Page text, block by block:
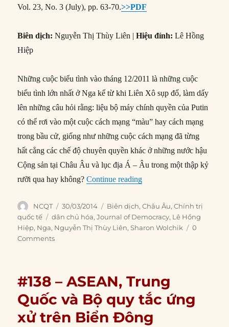
Vol. 23, No. 3 (July), pp. 63-70.>>PDF
Biên dịch: Nguyễn Thị Thùy Liên |Hiệu đính: Lê Hồng
Hiệp
Những cuộc biểu tình vào tháng 12/2011 là những cuộc
biểu tình lớn nhất ở Nga kể từ khi Liên Xô sụp đổ, làm dấy
lên những câu hỏi rằng: liệu bộ máy chính quyền của Putin
có thể rơi vào một cuộc cách mạng “màu” hay cách mạng
trong bầu cử, giống như những cuộc cách mạng đã từng
hất cẳng các chế độ chuyên quyền khác ở những nước hậu
Cộng sản tại Châu Âu và lục địa Á – Âu trong một thập kỷ
rưỡi qua hay không?Continue reading“#139 – Putin bị vây
Author
NCQT
Posted
on
30/03/2014 Categories
Biên dịch,Châu Âu,Chính trị
quốc tế
Tags
dân chủ hóa,Journal of Democracy, Lê Hồng
Hiệp, Nga, Nguyễn Thị Thùy Liên,Sharon Wolchik
0
Comments
#138 – ASEAN, Trung
Quốc và Bộ quy tắc ứng
xử trên Biển Đông